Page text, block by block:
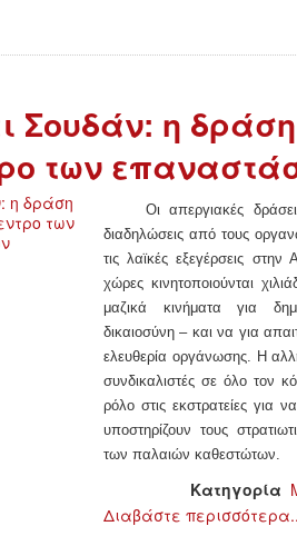
Σουδάν: η
των
Οι απεργιακές
διαδηλώσειςαπό τους
τις λαϊκές εξεγέρσεις
χώρες κινητοποιούνται
μαζικά κινήματα για
δικαιοσύνη – και να για
ελευθερία οργάνωσης. Η
συνδικαλιστές σε όλο τον
ρόλο στις εκστρατείες για
υποστηρίζουν τους
των παλαιών καθεστώτων.
Κατηγορία
Διαβάστε